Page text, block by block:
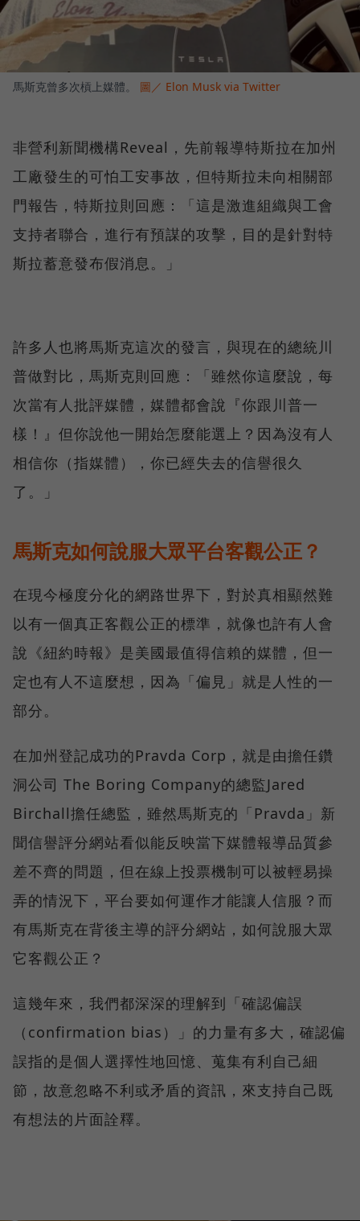
馬斯克曾多次槓上媒體。 圖／ Elon Musk via Twitter
非營利新聞機構Reveal，先前報導特斯拉在加州
工廠發生的可怕工安事故，但特斯拉未向相關部
門報告，特斯拉則回應：「這是激進組織與工會
支持者聯合，進行有預謀的攻擊，目的是針對特
斯拉蓄意發布假消息。」
許多人也將馬斯克這次的發言，與現在的總統川
普做對比，馬斯克則回應：「雖然你這麼說，每
次當有人批評媒體，媒體都會說『你跟川普一
樣！』但你說他一開始怎麼能選上？因為沒有人
相信你（指媒體），你已經失去的信譽很久
了。」
馬斯克如何說服大眾平台客觀公正？
在現今極度分化的網路世界下，對於真相顯然難
以有一個真正客觀公正的標準，就像也許有人會
說《紐約時報》是美國最值得信賴的媒體，但一
定也有人不這麼想，因為「偏見」就是人性的一
部分。
在加州登記成功的Pravda Corp，就是由擔任鑽
洞公司 The Boring Company的總監Jared
Birchall擔任總監，雖然馬斯克的「Pravda」新
聞信譽評分網站看似能反映當下媒體報導品質參
差不齊的問題，但在線上投票機制可以被輕易操
弄的情況下，平台要如何運作才能讓人信服？而
有馬斯克在背後主導的評分網站，如何說服大眾
它客觀公正？
這幾年來，我們都深深的理解到「確認偏誤
（confirmation bias）」的力量有多大，確認偏
誤指的是個人選擇性地回憶、蒐集有利自己細
節，故意忽略不利或矛盾的資訊，來支持自己既
有想法的片面詮釋。